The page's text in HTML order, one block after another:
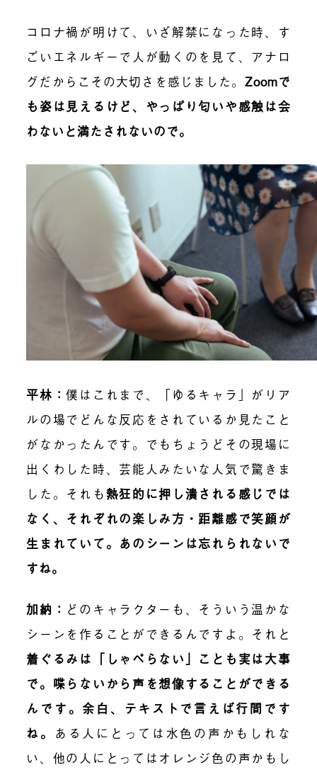
コロナ禍が明けて、いざ解禁になった時、す
ごいエネルギーで人が動くのを見て、アナロ
グだからこその大切さを感じました。 Zoomで
も姿は見えるけど、やっぱり匂いや感触は会
わないと満たされないので。
平林 ：僕はこれまで、「ゆるキャラ」がリア
ルの場でどんな反応をされているか見たこと
がなかったんです。でもちょうどその現場に
出くわした時、芸能人みたいな人気で驚きま
した。それも熱狂的に押し潰される感じでは
なく、それぞれの楽しみ方・距離感で笑顔が
生まれていて。あのシーンは忘れられないで
すね。
加納 ： どのキャラクターも、そういう温かな
シーンを作ることができるんですよ。それと
着ぐるみは「しゃべらない」ことも実は大事
で。喋らないから声を想像することができる
んです。余白、テキストで言えば行間です
ね。 ある人にとっては水色の声かもしれな
い、他の人にとってはオレンジ色の声かもし